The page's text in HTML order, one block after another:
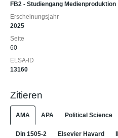
FB2 - Studiengang Medienproduktion
Erscheinungsjahr
2025
Seite
60
ELSA-ID
13160
Zitieren
AMA APA Political Science
Din 1505-2 Elsevier Havard